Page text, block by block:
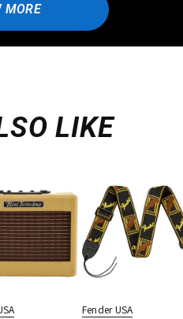
MORE
LIKE
Fender USA